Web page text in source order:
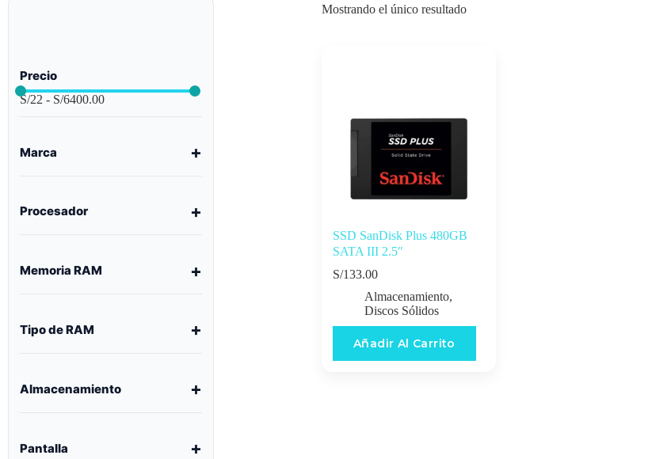
Mostrando el único resultado
SSD SanDisk Plus 480GB
SATA III 2.5″
S/133.00
Almacenamiento,
Discos Sólidos
Añadir Al Carrito
Precio
S/22 - S/6400.00
Marca
Procesador
Memoria RAM
Tipo de RAM
Almacenamiento
Pantalla